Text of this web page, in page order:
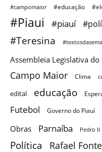
#campomaior #educação
#Piaui #piauí
#Teresina
Assembleia Legislativa do
Campo Maior Clima
edital educação
Futebol Governo do Piauí
Obras
Parnaíba Pedro II
Política Rafael